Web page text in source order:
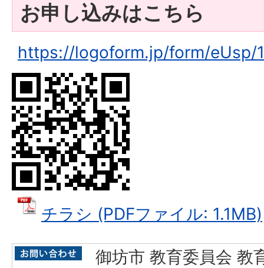
お申し込みはこちら
https://logoform.jp/form/eUsp/
チラシ (PDFファイル: 1.1MB)
御坊市 教育委員会 教